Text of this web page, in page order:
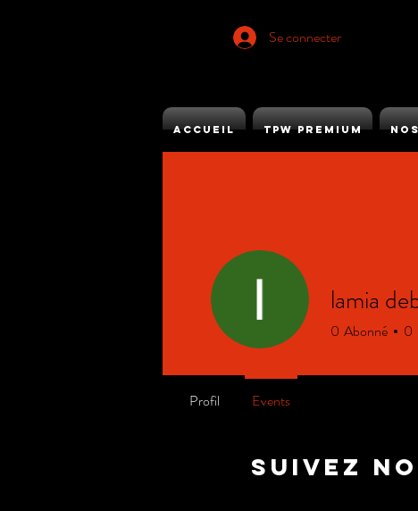
Se connecter
ACCUEIL TPW PREMIUM
suivez
lamia
0 Abonné 0
Profil Events